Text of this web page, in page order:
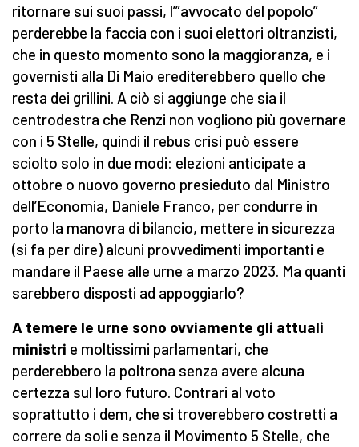
ritornare sui suoi passi, l’”avvocato del popolo”
perderebbe la faccia con i suoi elettori oltranzisti,
che in questo momento sono la maggioranza, e i
governisti alla Di Maio erediterebbero quello che
resta dei grillini. A ciò si aggiunge che sia il
centrodestra che Renzi non vogliono più governare
con i 5 Stelle, quindi il rebus crisi può essere
sciolto solo in due modi: elezioni anticipate a
ottobre o nuovo governo presieduto dal Ministro
dell’Economia, Daniele Franco, per condurre in
porto la manovra di bilancio, mettere in sicurezza
(si fa per dire) alcuni provvedimenti importanti e
mandare il Paese alle urne a marzo 2023. Ma quanti
sarebbero disposti ad appoggiarlo?
A temere le urne sono ovviamente gli attuali
ministri e moltissimi parlamentari, che
perderebbero la poltrona senza avere alcuna
certezza sul loro futuro. Contrari al voto
soprattutto i dem, che si troverebbero costretti a
correre da soli e senza il Movimento 5 Stelle, che